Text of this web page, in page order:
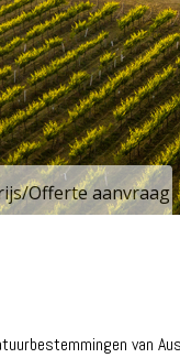
Offerte aanvraag
van